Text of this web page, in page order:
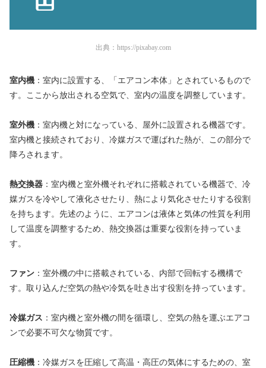
出典： https://pixabay.com
室内機 ：室内に設置する、「エアコン本体」とされているもので
す。ここから放出される空気で、室内の温度を調整しています。
室外機 ：室内機と対になっている、屋外に設置される機器です。
室内機と接続されており、冷媒ガスで運ばれた熱が、この部分で
降ろされます。
熱交換器 ：室内機と室外機それぞれに搭載されている機器で、冷
媒ガスを冷やして液化させたり、熱により気化させたりする役割
を持ちます。先述のように、エアコンは液体と気体の性質を利用
して温度を調整するため、熱交換器は重要な役割を持っていま
す。
ファン ：室外機の中に搭載されている、内部で回転する機構で
す。取り込んだ空気の熱や冷気を吐き出す役割を持っています。
冷媒ガス ：室内機と室外機の間を循環し、空気の熱を運ぶエアコ
ンで必要不可欠な物質です。
圧縮機 ：冷媒ガスを圧縮して高温・高圧の気体にするための、室